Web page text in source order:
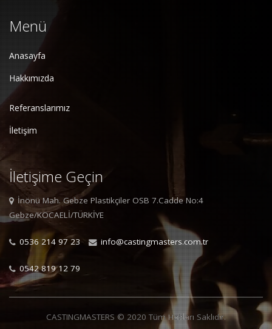
Menü
Anasayfa
Hakkımızda
Referanslarımız
İletişim
İletişime Geçin
İnönü Mah. Gebze Plastikçiler OSB 7.Cadde No:4
Gebze/KOCAELİ/TÜRKİYE
0536 214 97 23 info@castingmasters.com.tr
0542 819 12 79
CASTINGMASTERS © 2020 Tüm Hakları Saklıdır.